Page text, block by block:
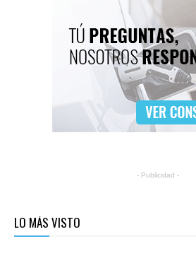
- Publicidad -
LO MÁS VISTO